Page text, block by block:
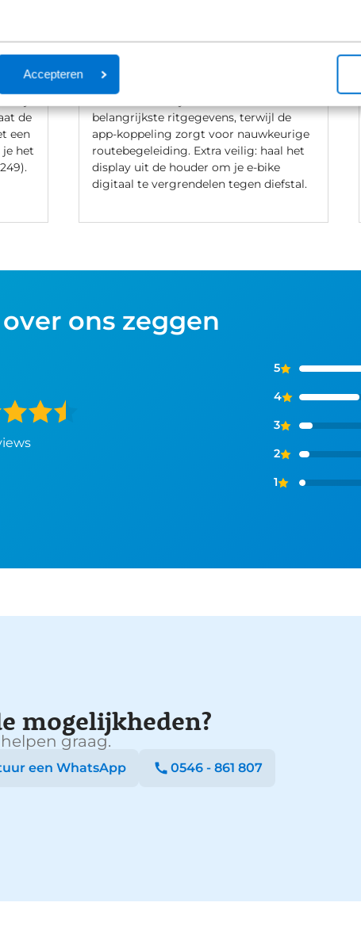
Accepteren
en
Wil
je
de
een
het
De Kiox 300 is een compact
kleurendisplay dat fungeert als
belangrijkste ritgegevens, terwijl de
app-koppeling zorgt voor nauwkeurige
routebegeleiding. Extra veilig: haal het
display uit de houder om je e-bike
digitaal te vergrendelen tegen diefstal.
ons zeggen
5
4
3
2
1
mogelijkheden?
graag.
een WhatsApp 0546 - 861 807